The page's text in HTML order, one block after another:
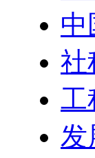
中
社
工
发